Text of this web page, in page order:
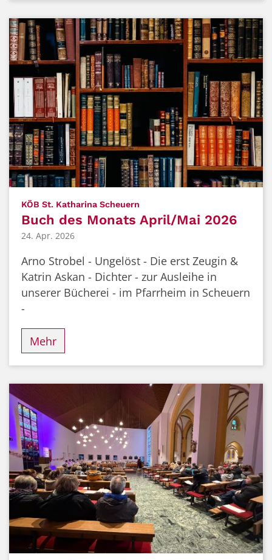
KÖB St. Katharina Scheuern
Buch des Monats April/Mai 2026
24. Apr. 2026
Arno Strobel - Ungelöst - Die erst Zeugin &
Katrin Askan - Dichter - zur Ausleihe in
unserer Bücherei - im Pfarrheim in Scheuern
-
Mehr